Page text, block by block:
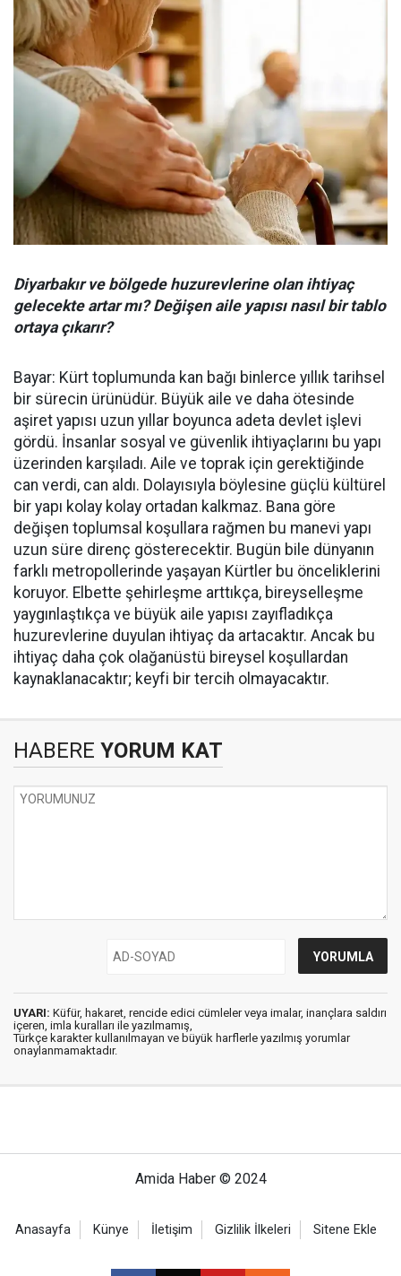
Diyarbakır ve bölgede huzurevlerine olan ihtiyaç
gelecekte artar mı? Değişen aile yapısı nasıl bir tablo
ortaya çıkarır?
Bayar: Kürt toplumunda kan bağı binlerce yıllık tarihsel
bir sürecin ürünüdür. Büyük aile ve daha ötesinde
aşiret yapısı uzun yıllar boyunca adeta devlet işlevi
gördü. İnsanlar sosyal ve güvenlik ihtiyaçlarını bu yapı
üzerinden karşıladı. Aile ve toprak için gerektiğinde
can verdi, can aldı. Dolayısıyla böylesine güçlü kültürel
bir yapı kolay kolay ortadan kalkmaz. Bana göre
değişen toplumsal koşullara rağmen bu manevi yapı
uzun süre direnç gösterecektir. Bugün bile dünyanın
farklı metropollerinde yaşayan Kürtler bu önceliklerini
koruyor. Elbette şehirleşme arttıkça, bireyselleşme
yaygınlaştıkça ve büyük aile yapısı zayıfladıkça
huzurevlerine duyulan ihtiyaç da artacaktır. Ancak bu
ihtiyaç daha çok olağanüstü bireysel koşullardan
kaynaklanacaktır; keyfi bir tercih olmayacaktır.
HABERE YORUM KAT
UYARI: Küfür, hakaret, rencide edici cümleler veya imalar, inançlara saldırı
içeren, imla kuralları ile yazılmamış,
Türkçe karakter kullanılmayan ve büyük harflerle yazılmış yorumlar
onaylanmamaktadır.
Amida Haber © 2024
Anasayfa Künye İletişim Gizlilik İlkeleri Sitene Ekle